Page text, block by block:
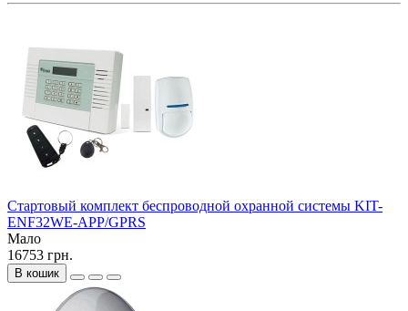
Стартовый комплект беспроводной охранной системы KIT-
ENF32WE-APP/GPRS
Мало
16753 грн.
В кошик